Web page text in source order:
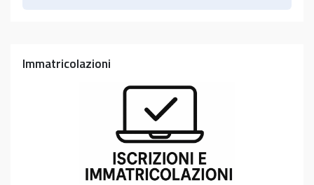
Immatricolazioni